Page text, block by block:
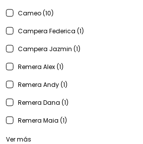
Cameo (10)
Campera Federica (1)
Campera Jazmin (1)
Remera Alex (1)
Remera Andy (1)
Remera Dana (1)
Remera Maia (1)
Ver más